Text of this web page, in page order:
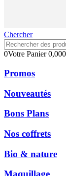
Chercher
0Votre Panier0,000
Promos
Nouveautés
Bons Plans
Nos coffrets
Bio & nature